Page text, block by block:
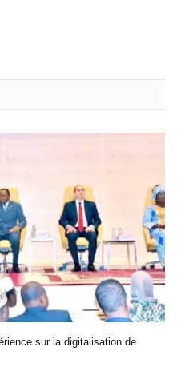
sur la digitalisation de